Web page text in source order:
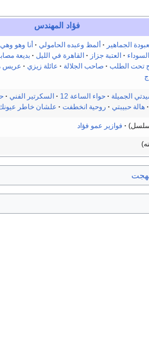
فؤاد المهندس
الجماهير ألمظ وعبده الحامولي أنا وهو وهي
العتبة جزاز القاهرة في الليل بديعة
تحت الطلب صاحب الجلالة عائلة زيزي عريس
الجميلة حواء الساعة 12 السكرتير الفني
هالة حبيبتي روحية انخطفت علشان خاطر
فوازير عمو فؤاد